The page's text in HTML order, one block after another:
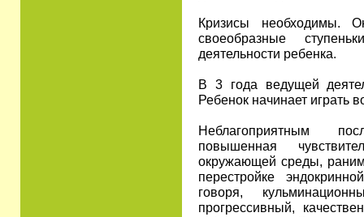
Кризисы необходимы.
своеобразные
деятельности ребенка.
В 3 года ведущей
Ребенок начинает играть
Неблагоприятным
повышенная
окружающей среды,
перестройке
говоря,
прогрессивный,